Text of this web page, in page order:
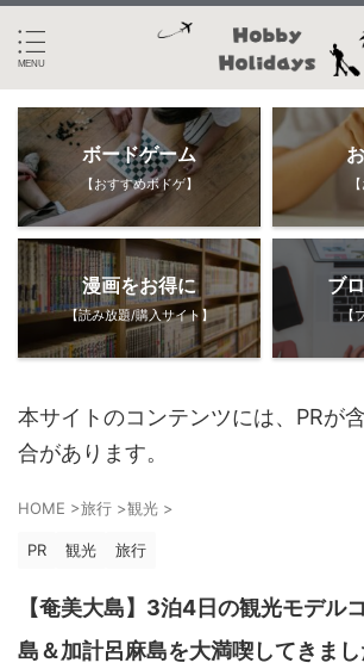
ボードゲーム
【おすすめボドゲ】
漫画をお得に
【読み放題/購入サイト】
ブ
【
本サイトのコンテンツには、PRが
合があります。
HOME >旅行 >観光 >
PR 観光 旅行
【奄美大島】3泊4日の観光モデル
島＆加計呂麻島を大満喫してきまし